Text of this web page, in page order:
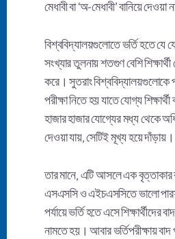
মেধাবী বা ‘অ-মেধাবী’ বানিয়ে দেওয়া
বিশ্ববিদ্যালয়গুলোতে ভর্তি হতে
সংখ্যার তুলনায় শতগুণ বেশি
করে। সুতরাং
পরীক্ষা নিতে হয় যাতে যোগ্য
হাজার হাজার যোগ্যের মধ্য থেকে
দেওয়া যায়, সেটিই মূখ্য হয়ে দাঁড়ায়।
তার মানে, এটি আসলে এক
এসএসসি ও এইচএসসিতে ভালো
পর্যায়ে ভর্তি হতে এসে শিক্ষার্থীদের
নামতে হয়। আবার ভর্তিপরীক্ষায় বাদ